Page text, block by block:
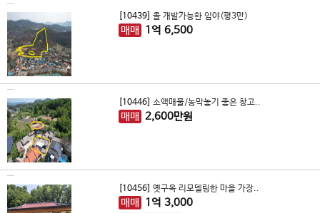
[10439] 올 개발가능한 임야(평3만)
매매 1 억 6,500
[10446] 소액매물/농막놓기 좋은 창고..
매매 2,600만원
[10456] 옛구옥 리모델링한 마을 가장..
매매 1 억 3,000